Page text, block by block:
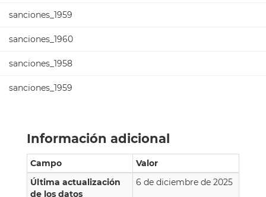
sanciones_1959
sanciones_1960
sanciones_1958
sanciones_1959
Información adicional
Campo
Valor
Última actualización
de los datos
6 de diciembre de 2025